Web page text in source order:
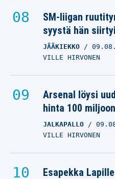
SM-liigan
syystä hän
JÄÄKIEKKO
VILLE HIRVONEN
Arsenal löysi
hinta 100
JALKAPALLO
VILLE HIRVONEN
Esapekka